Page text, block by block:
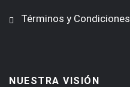
Términos y Condiciones
NUESTRA VISIÓN